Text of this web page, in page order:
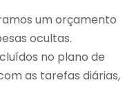
um orçamento
ocultas.
no plano de
as tarefas diárias,